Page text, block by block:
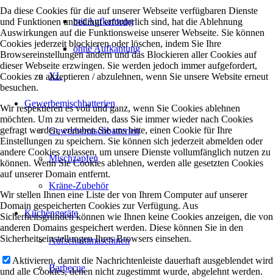
mit Aufkantung
ohne Aufkantung
XL
Gewerbemischbatterien
Gewerbemischbatterien
Mischzapfen
Kräne-Zubehör
Küchengeräte
Aufschnittmaschinen
Barbecue
Da diese Cookies für die auf unserer Webseite verfügbaren Dienste
und Funktionen unbedingt erforderlich sind, hat die Ablehnung
Auswirkungen auf die Funktionsweise unserer Webseite. Sie können
Cookies jederzeit blockieren oder löschen, indem Sie Ihre
Browsereinstellungen ändern und das Blockieren aller Cookies auf
dieser Webseite erzwingen. Sie werden jedoch immer aufgefordert,
Cookies zu akzeptieren / abzulehnen, wenn Sie unsere Website erneut
besuchen.
Wir respektieren es voll und ganz, wenn Sie Cookies ablehnen
möchten. Um zu vermeiden, dass Sie immer wieder nach Cookies
gefragt werden, erlauben Sie uns bitte, einen Cookie für Ihre
Einstellungen zu speichern. Sie können sich jederzeit abmelden oder
andere Cookies zulassen, um unsere Dienste vollumfänglich nutzen zu
können. Wenn Sie Cookies ablehnen, werden alle gesetzten Cookies
auf unserer Domain entfernt.
Wir stellen Ihnen eine Liste der von Ihrem Computer auf unserer
Domain gespeicherten Cookies zur Verfügung. Aus
Sicherheitsgründen können wie Ihnen keine Cookies anzeigen, die von
anderen Domains gespeichert werden. Diese können Sie in den
Sicherheitseinstellungen Ihres Browsers einsehen.
Aktivieren, damit die Nachrichtenleiste dauerhaft ausgeblendet wird
und alle Cookies, denen nicht zugestimmt wurde, abgelehnt werden.